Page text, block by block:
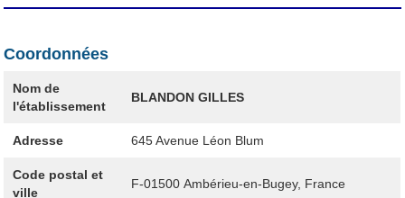
Coordonnées
Nom de
l'établissement
BLANDON GILLES
Adresse 645 Avenue Léon Blum
Code postal et
ville
F-01500 Ambérieu-en-Bugey, France